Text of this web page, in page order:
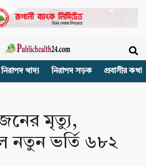
নিরাপদ খাদ্য নিরাপদ সড়ক প্রবাসীর কথা
মৃত্যু,
নতুন ভর্তি ৬৮২